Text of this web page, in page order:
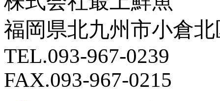
福岡県北九州市小倉
TEL.093-967-0239
FAX.093-967-0215